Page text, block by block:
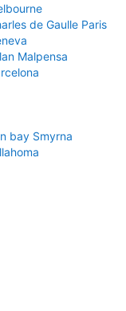
de Gaulle Paris
Malpensa
bay Smyrna